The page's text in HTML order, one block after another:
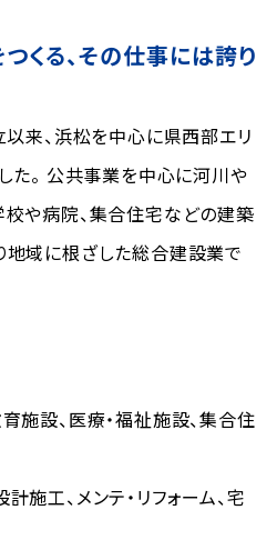
くる、その仕事には誇り
来、浜松を中心に県西部エリ
た。 公共事業を中心に河川や
や病院、集合住宅などの建築
地域に根ざした総合建設業で
施設、医療・福祉施設、集合住
工、メンテ・リフォーム、宅